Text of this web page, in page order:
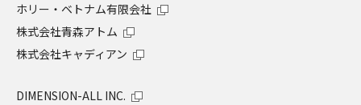
ホリー・ベトナム有限会社
株式会社青森アトム
株式会社キャディアン
DIMENSION-ALL INC.